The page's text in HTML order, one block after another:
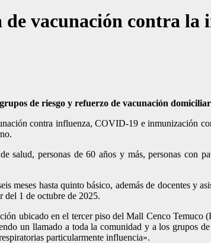
vacunación contra
de riesgo y refuerzo de vacunación
contra influenza, COVID-19 e inmunización
personas de 60 años y más, personas con
hasta quinto básico, además de docentes y
del 1 de octubre de 2025.
ubicado en el tercer piso del Mall Cenco Temuco
un llamado a toda la comunidad y a los grupos
particularmente influencia».